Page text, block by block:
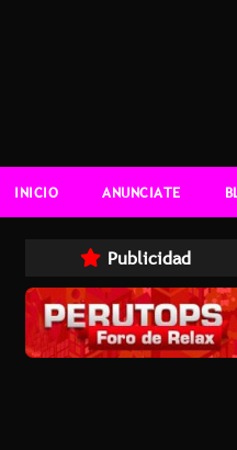
INICIO ANUNCIATE
Publicidad